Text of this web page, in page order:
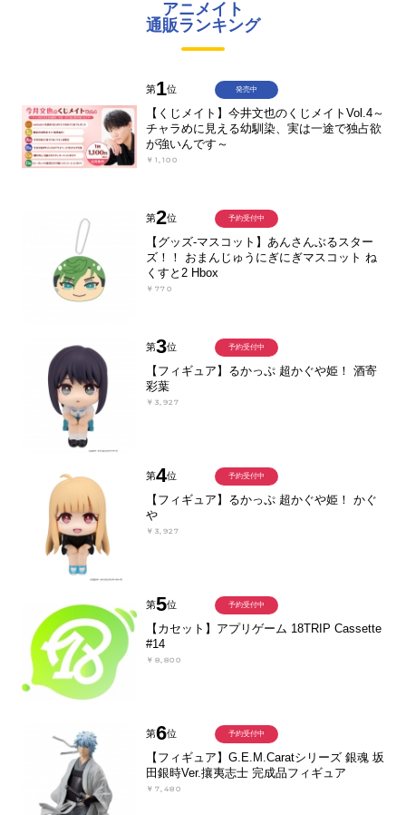
アニメイト
通販ランキング
第1位
【くじメイト】今井文也のくじメイトVol.4～
チャラめに見える幼馴染、実は一途で独占欲
が強いんです～
￥1,100
発売中
第2位
【グッズ-マスコット】あんさんぶるスター
ズ！！ おまんじゅうにぎにぎマスコット ね
くすと2 Hbox
￥770
予約受付中
第3位
【フィギュア】るかっぷ 超かぐや姫！ 酒寄
彩葉
￥3,927
予約受付中
第4位
【フィギュア】るかっぷ 超かぐや姫！ かぐ
や
￥3,927
予約受付中
第5位
【カセット】アプリゲーム 18TRIP Cassette
#14
￥8,800
予約受付中
第6位
【フィギュア】G.E.M.Caratシリーズ 銀魂 坂
田銀時Ver.攘夷志士 完成品フィギュア
￥7,480
予約受付中